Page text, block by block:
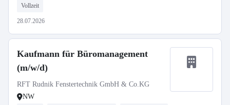
Vollzeit
28.07.2026
Kaufmann für Büromanagement
(m/w/d)
RFT Rudnik Fenstertechnik GmbH & Co.KG
NW